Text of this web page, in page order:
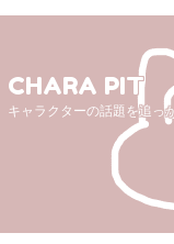
CHARA PIT
キャラクターの話題を追っ